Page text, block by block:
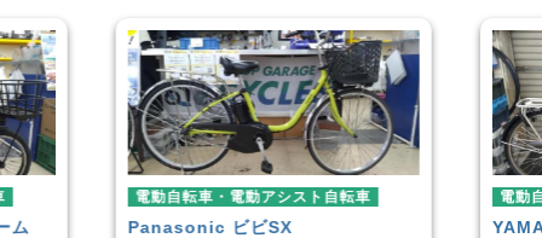
アシスト自転車
ビSX
電動自転車・電動アシスト自転車
YAMAHA